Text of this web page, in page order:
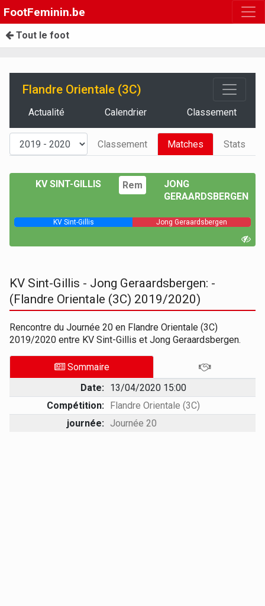
FootFeminin.be
Tout le foot
Flandre Orientale (3C)
Actualité Calendrier Classement
Classement Matches Stats
KV SINT-GILLIS Rem
JONG
GERAARDSBERGEN
KV Sint-Gillis Jong Geraardsbergen
KV Sint-Gillis - Jong Geraardsbergen: -
(Flandre Orientale (3C) 2019/2020)
Rencontre du Journée 20 en Flandre Orientale (3C)
2019/2020 entre KV Sint-Gillis et Jong Geraardsbergen.
Sommaire
Date: 13/04/2020 15:00
Compétition: Flandre Orientale (3C)
journée: Journée 20